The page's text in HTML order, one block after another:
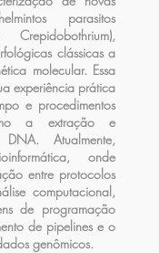
parasitos
clássicas a
molecular. Essa
experiência prática
e procedimentos
a extração e
Atualmente,
onde
entre protocolos
computacional,
de programação
de pipelines e o
genômicos.